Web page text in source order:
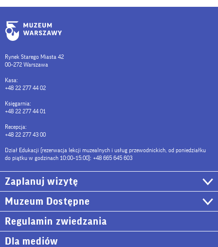
Rynek Starego Miasta 42
00–272 Warszawa
Kasa:
+48 22 277 44 02
Księgarnia:
+48 22 277 44 01
Recepcja:
+48 22 277 43 00
Dział Edukacji (rezerwacja lekcji muzealnych i usług przewodnickich, od poniedziałku
do piątku w godzinach 10:00–15:00): +48 665 645 603
Zaplanuj wizytę
Muzeum Dostępne
Regulamin zwiedzania
Dla mediów